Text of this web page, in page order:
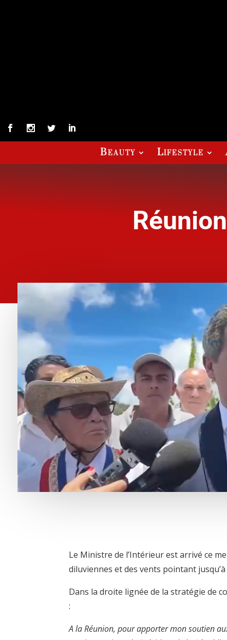
Beauty Lifestyle
Le Ministre de l’Intérieur est arrivé ce
diluviennes et des vents pointant
Dans la droite lignée de la stratégie de
:
A la Réunion, pour apporter mon soutien